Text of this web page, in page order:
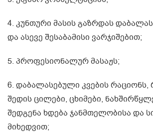
4. კუნთური მასის გაზრდას
და ასევე შესაბამისი ვარჯიშებით;
5. პროფესიონალურ მასაჟს;
6. დაბალასებული კვების
შედის ცილები, ცხიმები,
შედგენა ხდება ჯანმთელობისა და
მიხედვით;